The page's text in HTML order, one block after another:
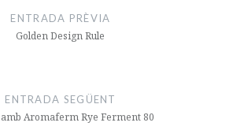
ENTRADA PRÈVIA
Golden Design Rule
ENTRADA SEGÜENT
Aromaferm Rye Ferment 80